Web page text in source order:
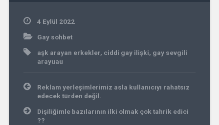
4 Eylül 2022
Gay sohbet
aşk arayan erkekler, ciddi gay ilişki, gay sevgili
arayuau
Yazı
gezinmesi
Reklam yerleşimlerimiz asla kullanıcıyı rahatsız
edecek türden değil.
Dişiliğimle bazılarının ilki olmak çok tahrik edici
??